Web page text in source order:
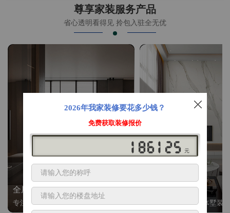
尊享家装服务产品
省心透明看得见 拎包入驻全无优
全屋整装
专注整装24年，高标准，选美迪 十年后仍爱我家
别墅大平层
高端私人定制，整体墅装